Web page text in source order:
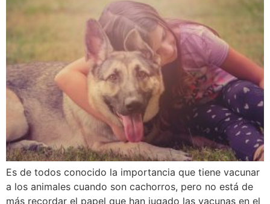
Es de todos conocido la importancia que tiene vacunar
a los animales cuando son cachorros, pero no está de
más recordar el papel que han jugado las vacunas en el